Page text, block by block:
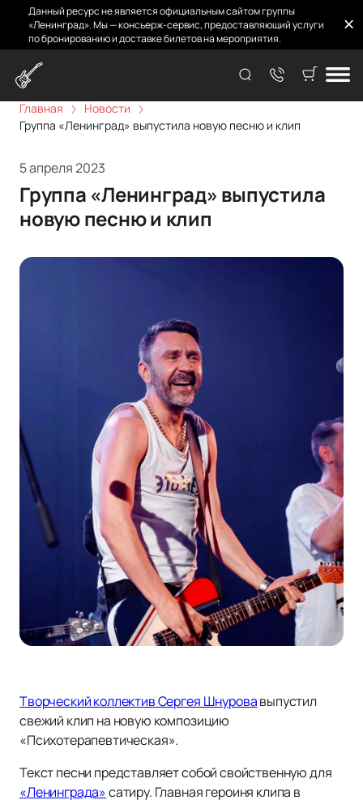
Данный ресурс не является официальным сайтом группы
«Ленинград». Мы — консьерж-сервис, предоставляющий услуги
по бронированию и доставке билетов на мероприятия.
Главная
Новости
Группа «Ленинград» выпустила новую песню и клип
5 апреля 2023
Группа «Ленинград» выпустила
новую песню и клип
Творческий коллектив Сергея Шнуровавыпустил
свежий клип на новую композицию
«Психотерапевтическая».
Текст песни представляет собой свойственную для
«Ленинграда»сатиру. Главная героиня клипа в